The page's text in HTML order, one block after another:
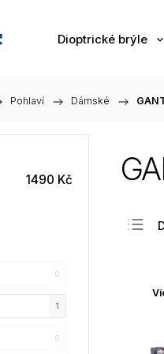
Dioptrické brýle
Pohlaví / Dámské /
1490 Kč
0
1
0